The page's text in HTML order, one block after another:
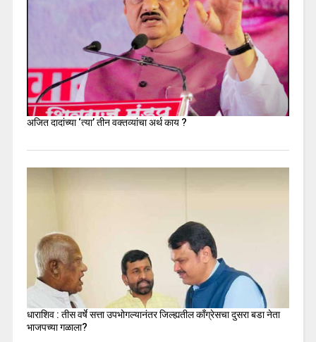
अजित दादांच्या ‘त्या’ तीन वक्तव्यांचा अर्थ काय ?
धाराशिव : तीस वर्षे सत्ता उपभोगल्यानंतर जिल्ह्यतील कॉंग्रेसचा दुसरा बडा नेता
भाजपच्या गळाला?